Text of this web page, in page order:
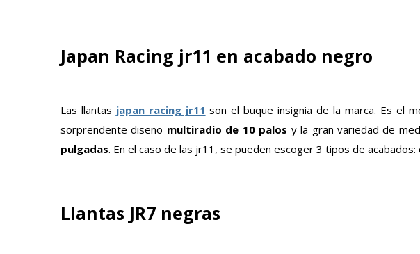
Japan Racing jr11 en acabado negro
Las llantas japan racing jr11 son el buque insignia de la marca. Es el
sorprendente diseño multiradio de 10 palos y la gran variedad de
pulgadas. En el caso de las jr11, se pueden escoger 3 tipos de
Llantas JR7 negras